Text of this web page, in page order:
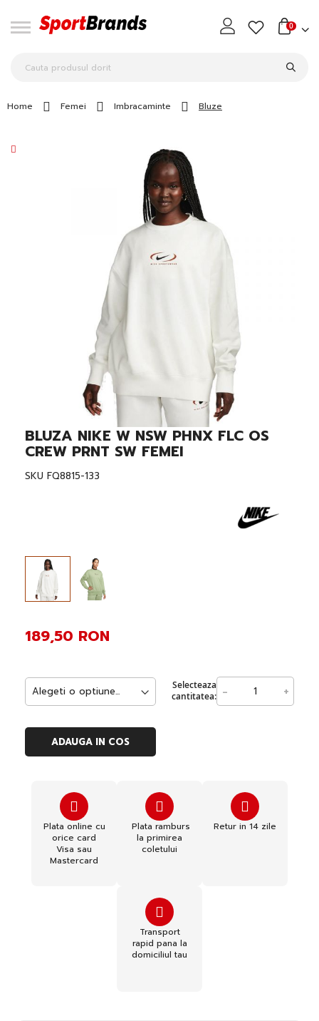
0
Home Femei Imbracaminte Bluze
Skip
to
the
beginning
of
BLUZA NIKE W NSW PHNX FLC OS
CREW PRNT SW FEMEI
SKU FQ8815-133
Selecteaza
cantitatea: - +
189,50 RON
ADAUGA IN COS
Plata online cu
orice card
Visa sau
Mastercard
Plata ramburs
la primirea
coletului
Retur in 14 zile
Transport
rapid pana la
domiciliul tau